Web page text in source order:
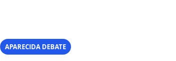
APARECIDA DEBATE